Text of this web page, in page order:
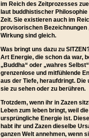
im Reich des Zeitprozesses
laut buddhistischer
Zeit. Sie existieren auch im
provisorischen Bezeichnungen
Wirkung sind gleich.
Was bringt uns dazu zu
Art Energie, die schon da war,
„Buddha“ oder „wahres
grenzenlose und mitfühlende
aus der Tiefe, heraufdringt.
sie zu sehen oder zu berühren.
Trotzdem, wenn ihr in Zazen
Leben zum leben bringt, weil
ursprüngliche Energie ist.
habt ihr und Zazen dieselbe
ganzen Welt annehmen, wenn